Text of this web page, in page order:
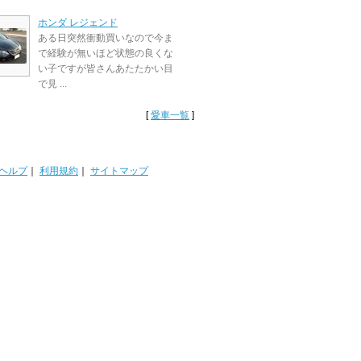
ホンダ レジェンド
ある日突然衝動買いなので今ま
で経験が無いほど状態の良くな
い子ですが皆さんあたたかい目
で見 ...
[愛車一覧 ]
ルプ｜ 利用規約 サイトマップ